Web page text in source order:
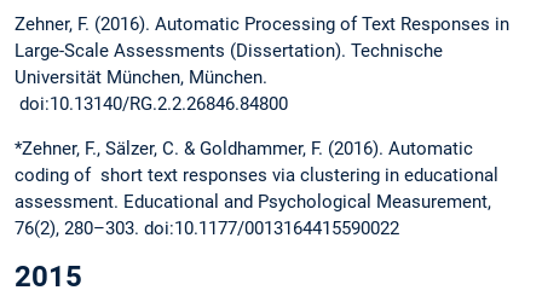
Zehner, F. (2016). Automatic Processing of Text Responses in
Large-Scale Assessments (Dissertation). Technische
Universität München, München.
doi:10.13140/RG.2.2.26846.84800
*Zehner, F., Sälzer, C. & Goldhammer, F. (2016). Automatic
coding of short text responses via clustering in educational
assessment. Educational and Psychological Measurement,
76(2), 280–303. doi:10.1177/0013164415590022
2015